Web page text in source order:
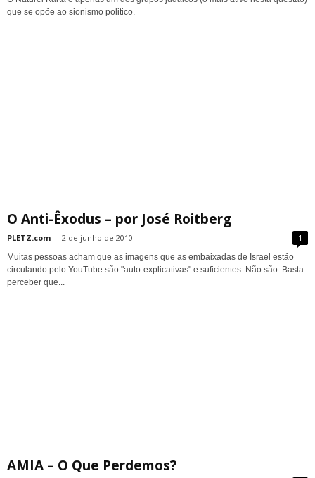
que se opõe ao sionismo politico.
O Anti-Êxodus – por José Roitberg
PLETZ.com - 2 de junho de 2010 1
Muitas pessoas acham que as imagens que as embaixadas de Israel estão
circulando pelo YouTube são "auto-explicativas" e suficientes. Não são. Basta
perceber que...
AMIA – O Que Perdemos?